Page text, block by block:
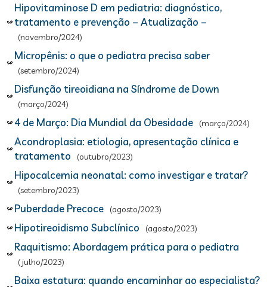
Hipovitaminose D em pediatria: diagnóstico,
tratamento e prevenção – Atualização –
(novembro/2024)
Micropênis: o que o pediatra precisa saber
(setembro/2024)
Disfunção tireoidiana na Síndrome de Down
(março/2024)
4 de Março: Dia Mundial da Obesidade (março/2024)
Acondroplasia: etiologia, apresentação clínica e
tratamento
(outubro/2023)
Hipocalcemia neonatal: como investigar e tratar?
(setembro/2023)
Puberdade Precoce (agosto/2023)
Hipotireoidismo Subclínico (agosto/2023)
Raquitismo: Abordagem prática para o pediatra
(julho/2023)
Baixa estatura: quando encaminhar ao especialista?